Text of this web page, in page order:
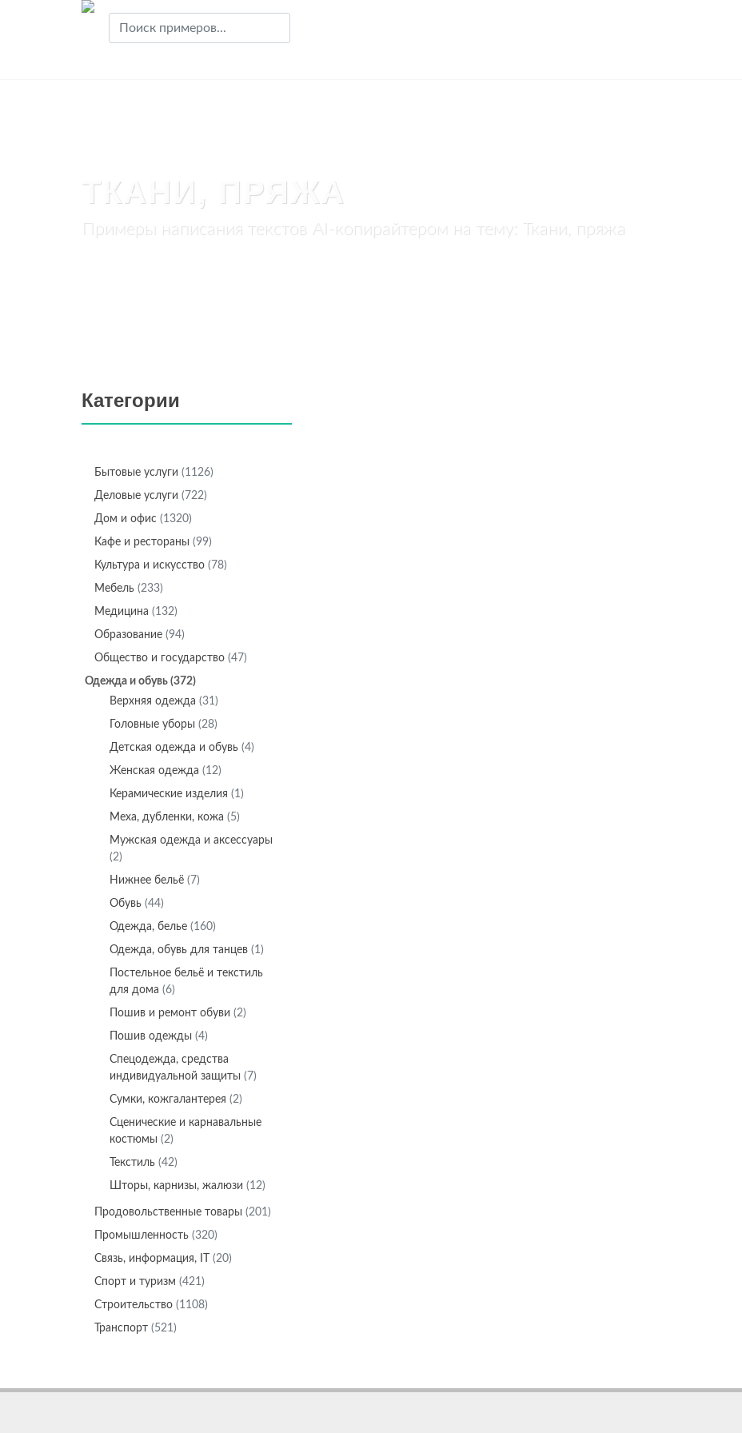
ТКАНИ, ПРЯЖА
Примеры написания текстов AI-копирайтером на тему: Ткани, пряжа
Категории
Бытовые услуги (1126)
Деловые услуги (722)
Дом и офис (1320)
Кафе и рестораны (99)
Культура и искусство (78)
Мебель (233)
Медицина (132)
Образование (94)
Общество и государство (47)
Одежда и обувь (372)
Верхняя одежда (31)
Головные уборы (28)
Детская одежда и обувь (4)
Женская одежда (12)
Керамические изделия (1)
Меха, дубленки, кожа (5)
Мужская одежда и аксессуары
(2)
Нижнее бельё (7)
Обувь (44)
Одежда, белье (160)
Одежда, обувь для танцев (1)
Постельное бельё и текстиль
для дома (6)
Пошив и ремонт обуви (2)
Пошив одежды (4)
Спецодежда, средства
индивидуальной защиты (7)
Сумки, кожгалантерея (2)
Сценические и карнавальные
костюмы (2)
Текстиль (42)
Шторы, карнизы, жалюзи (12)
Продовольственные товары (201)
Промышленность (320)
Связь, информация, IT (20)
Спорт и туризм (421)
Строительство (1108)
Транспорт (521)